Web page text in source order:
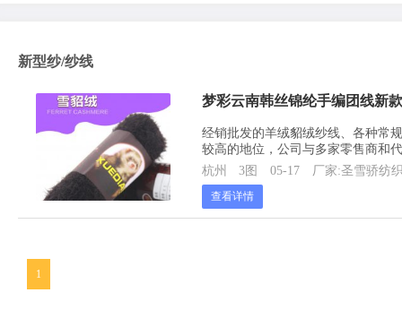
新型纱/纱线
梦彩云南韩丝锦纶手编团线新
经销批发的羊绒貂绒纱线、各种常
较高的地位，公司与多家零售商和
杭州
3图 05-17 厂家:圣雪骄纺
查看详情
1